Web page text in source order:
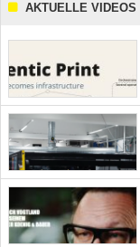
AKTUELLE VIDEOS